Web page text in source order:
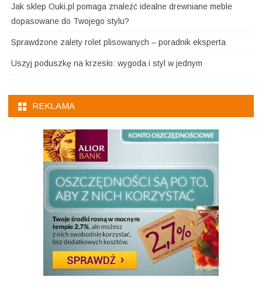
Jak sklep Ouki.pl pomaga znaleźć idealne drewniane meble
dopasowane do Twojego stylu?
Sprawdzone zalety rolet plisowanych – poradnik eksperta
Uszyj poduszkę na krzesło: wygoda i styl w jednym
REKLAMA